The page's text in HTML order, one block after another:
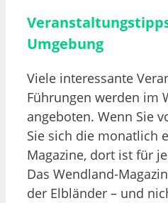
Umgebung
Viele interessante
Führungen werden im
angeboten. Wenn Sie
Sie sich die monatlich
Magazine, dort ist für
Das Wendland-
der Elbländer – und